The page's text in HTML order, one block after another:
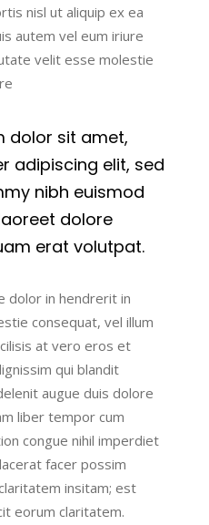
nisl ut aliquip ex ea
autem vel eum iriure
velit esse molestie
dolor sit amet,
adipiscing elit, sed
nibh euismod
dolore
erat volutpat.
dolor in hendrerit in
consequat, vel illum
at vero eros et
qui blandit
augue duis dolore
liber tempor cum
congue nihil imperdiet
facer possim
insitam; est
eorum claritatem.